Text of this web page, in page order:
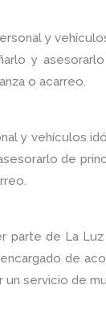
y
y
o acarreo.
y vehículos
de
parte de La
de
servicio de